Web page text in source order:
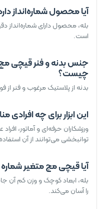
آیا محصول شماره‌انداز
بله، محصول دارای شماره‌انداز
است.
جنس بدنه و فنر قیچی مچ
چیست؟
بدنه از پلاستیک مرغوب و فنر از
این ابزار برای چه
ورزشکاران حرفه‌ای و آماتور،
توانبخشی می‌توانند از آن
آیا قیچی مچ متغیر
بله، ابعاد کوچک و وزن کم آن
را آسان می‌کند.